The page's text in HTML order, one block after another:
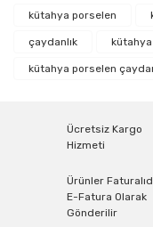
kütahya porselen
çaydanlık kütahya
kütahya porselen
Ücretsiz Kargo
Hizmeti
Ürünler
E-Fatura Olarak
Gönderilir